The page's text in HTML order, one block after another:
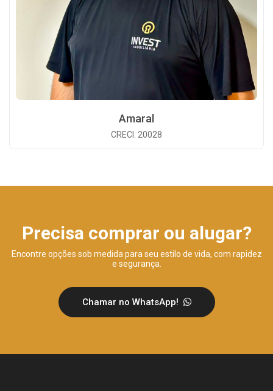
Amaral
CRECI: 20028
Precisa comprar ou alugar?
Encontre opções sob medida para seu estilo de vida, com rapidez
e segurança.
Chamar no WhatsApp!